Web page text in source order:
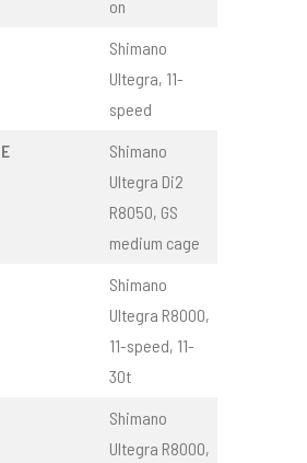
on
Shimano
Ultegra, 11-
speed
Shimano
Ultegra Di2
R8050, GS
medium cage
Shimano
Ultegra R8000,
11-speed, 11-
30t
Shimano
Ultegra R8000,